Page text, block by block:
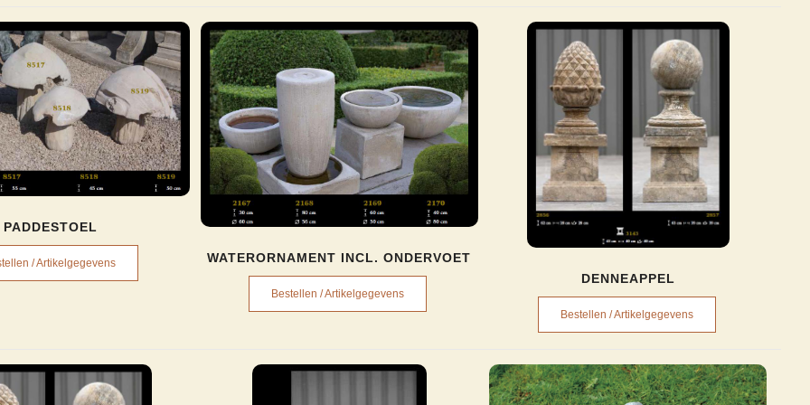
PADDESTOEL
/ Artikelgegevens WATERORNAMENT INCL. ONDERVOET
Bestellen / Artikelgegevens
DENNEAPPEL
Bestellen / Artikelgegevens